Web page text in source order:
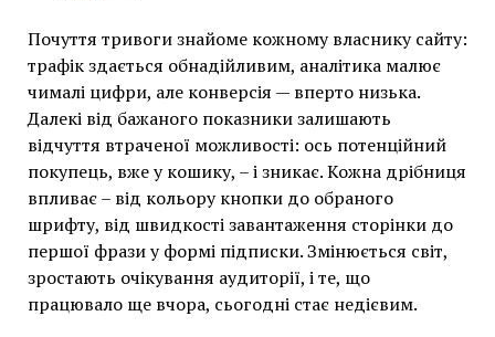
Почуття тривоги знайоме кожному власнику сайту:
трафік здається обнадійливим, аналітика малює
чималі цифри, але конверсія — вперто низька.
Далекі від бажаного показники залишають
відчуття втраченої можливості: ось потенційний
покупець, вже у кошику, – і зникає. Кожна дрібниця
впливає – від кольору кнопки до обраного
шрифту, від швидкості завантаження сторінки до
першої фрази у формі підписки. Змінюється світ,
зростають очікування аудиторії, і те, що
працювало ще вчора, сьогодні стає недієвим.